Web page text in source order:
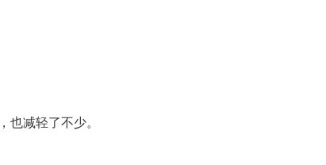
也减轻了不少。